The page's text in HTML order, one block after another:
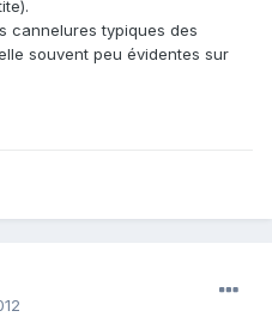
cannelures typiques des
souvent peu évidentes sur